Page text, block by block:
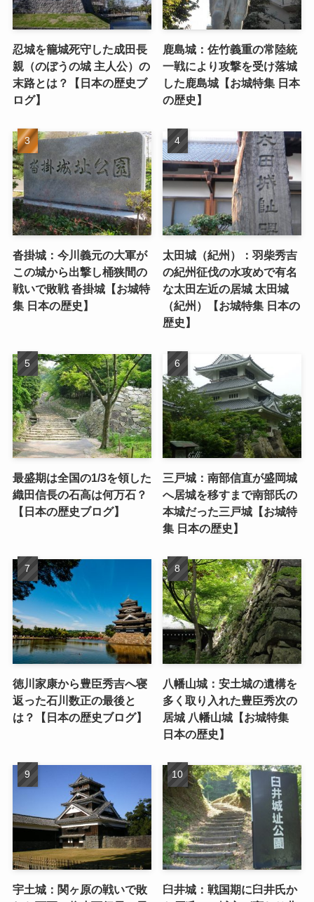
忍城を籠城死守した成田長
親（のぼうの城 主人公）の
末路とは？【日本の歴史ブ
ログ】
鹿島城：佐竹義重の常陸統
一戦により攻撃を受け落城
した鹿島城【お城特集 日本
の歴史】
沓掛城：今川義元の大軍が
この城から出撃し桶狭間の
戦いで敗戦 沓掛城【お城特
集 日本の歴史】
太田城（紀州）：羽柴秀吉
の紀州征伐の水攻めで有名
な太田左近の居城 太田城
（紀州）【お城特集 日本の
歴史】
最盛期は全国の1/3を領した
織田信長の石高は何万石？
【日本の歴史ブログ】
三戸城：南部信直が盛岡城
へ居城を移すまで南部氏の
本城だった三戸城【お城特
集 日本の歴史】
徳川家康から豊臣秀吉へ寝
返った石川数正の最後と
は？【日本の歴史ブログ】
八幡山城：安土城の遺構を
多く取り入れた豊臣秀次の
居城 八幡山城【お城特集
日本の歴史】
宇土城：関ヶ原の戦いで敗
臼井城：戦国期に臼井氏か